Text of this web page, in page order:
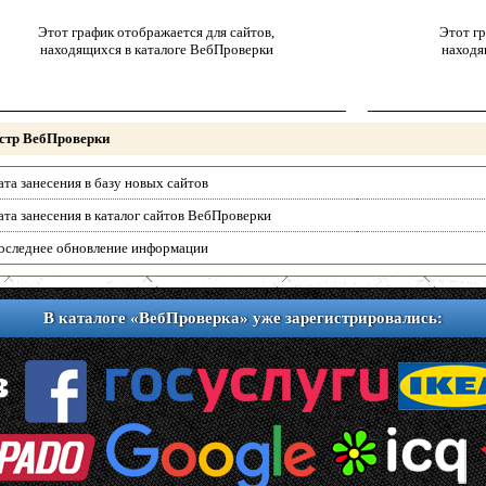
Этот график отображается для сайтов,
находящихся в каталоге ВебПроверки
Этот
ВебПроверки
занесения в базу новых сайтов
занесения в каталог сайтов ВебПроверки
обновление информации
В каталоге «ВебПроверка» уже зарегистрировались: